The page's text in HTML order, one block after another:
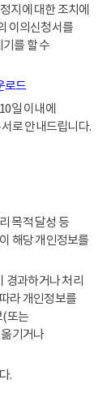
지에 대한 조치에
이의신청서를
를 할 수
로드
일 이내에
로 안내드립니다.
목적 달성 등
해당 개인정보를
경과하거나 처리
라 개인정보를
(또는
기거나
.